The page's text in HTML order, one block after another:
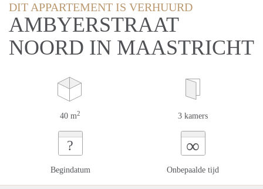
DIT APPARTEMENT IS VERHUURD
AMBYERSTRAAT
NOORD IN MAASTRICHT
40 m2 3 kamers
?
Begindatum
∞
Onbepaalde tijd